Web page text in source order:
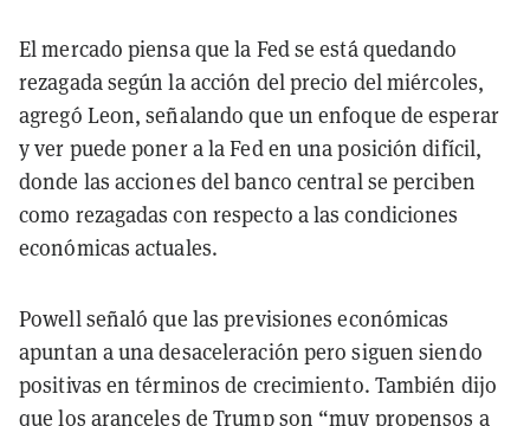
El mercado piensa que la Fed se está quedando
rezagada según la acción del precio del miércoles,
agregó Leon, señalando que un enfoque de esperar
y ver puede poner a la Fed en una posición difícil,
donde las acciones del banco central se perciben
como rezagadas con respecto a las condiciones
económicas actuales.
Powell señaló que las previsiones económicas
apuntan a una desaceleración pero siguen siendo
positivas en términos de crecimiento. También dijo
que los aranceles de Trump son “muy propensos a